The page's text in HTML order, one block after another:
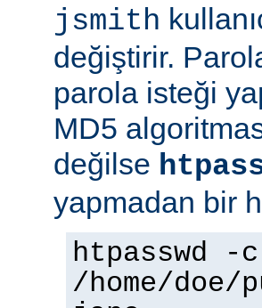
jsmith
değiştirir.
parola isteği
MD5
değilse
yapmadan bir
htpasswd -c
/home/doe/